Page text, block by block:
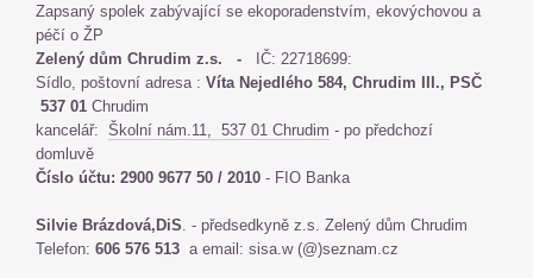
Zapsaný spolek zabývající se ekoporadenstvím, ekovýchovou a
péčí o ŽP
Zelený dům Chrudim z.s. -
IČ: 22718699:
Sídlo, poštovní adresa : Víta Nejedlého 584, Chrudim III., PSČ
537 01 Chrudim
kancelář: Školní nám.11, 537 01 Chrudim - po předchozí
domluvě
Číslo účtu: 2900 9677 50 / 2010 - FIO Banka
Silvie Brázdová,DiS. - předsedkyně z.s. Zelený dům Chrudim
Telefon: 606 576 513 a email: sisa.w (@)seznam.cz